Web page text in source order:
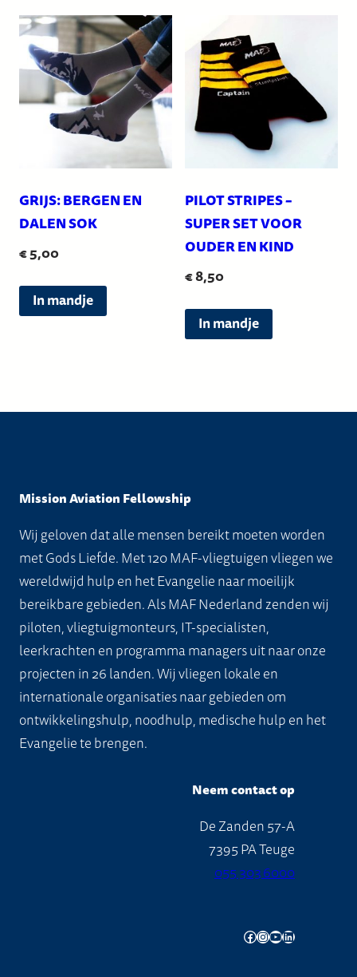
meerdere
variaties.
Deze
optie
kan
gekozen
worden
op
de
productpagina
Deze
optie
gekozen
worden
op
de
GRIJS: BERGEN EN
DALEN SOK
€5,00
In mandje
Dit
worden
de
productpagina
PILOT STRIPES –
SUPER SET VOOR
OUDER EN KIND
€8,50
In mandje
Dit
op
de
Mission Aviation Fellowship
Wij geloven dat alle mensen bereikt moeten worden
met Gods Liefde. Met 120 MAF-vliegtuigen vliegen we
wereldwijd hulp en het Evangelie naar moeilijk
bereikbare gebieden. Als MAF Nederland zenden wij
piloten, vliegtuigmonteurs, IT-specialisten,
leerkrachten en programma managers uit naar onze
projecten in 26 landen. Wij vliegen lokale en
internationale organisaties naar gebieden om
ontwikkelingshulp, noodhulp, medische hulp en het
Evangelie te brengen.
Neem contact op
De Zanden 57-A
7395 PA Teuge
055 303 6000
Facebook InstagramYouTube LinkedIn